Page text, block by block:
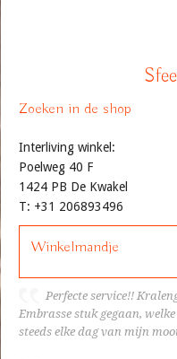
Zoeken in de shop
Interliving winkel:
Poelweg 40 F
1424 PB De Kwakel
T: +31 206893496
Winkelmandje
Perfecte service!!
Embrasse stuk gegaan,
steeds elke dag van mijn